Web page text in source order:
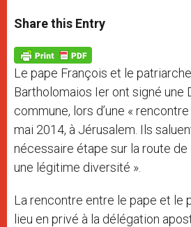
t
s
p
p
s
e
g
e
r
e
b
o
k
Share this Entry
Le pape François et le
Bartholomaios Ier ont signé une
commune, lors d’une «
mai 2014, à Jérusalem. Ils
nécessaire étape sur la route de
une légitime diversité ».
La rencontre entre le pape et le
lieu en privé à la délégation